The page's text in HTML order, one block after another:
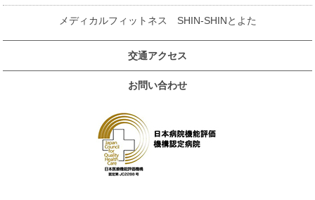
メディカルフィットネス SHIN-SHINとよた
交通アクセス
お問い合わせ